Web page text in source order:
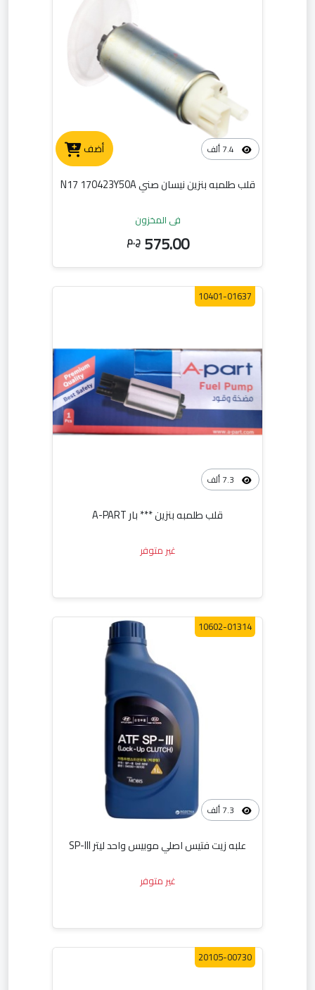
أضف
قلب طلمبه بنزين نيسان صني N17 170423Y50A
في المخزون
575.00 ج.م
10401-01637
قلب طلمبه بنزين *** بار A-PART
غير متوفر
10602-01314
علبه زيت فتيس اصلي موبيس واحد ليتر SP-III
غير متوفر
20105-00730